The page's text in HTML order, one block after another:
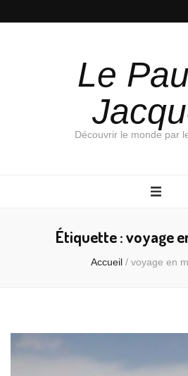
Le
Découvrir le monde par
Étiquette :voyage
Accueil / voyage en